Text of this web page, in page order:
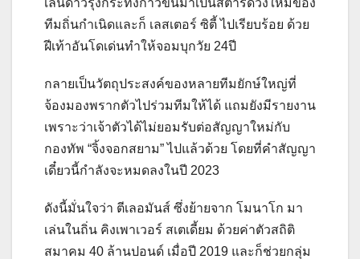
ทีมถิ่นกำเนิดและก็ เลสเตอร์ ซิตี้ ไปเรียบร้อย ด้วย
ฝีเท้าอันโดเด่นทำให้จอมบุกวัย 24ปี
กลายเป็นวัตถุประสงค์ของหลายทีมยักษ์ใหญ่ที่
จ้องมองพรากตัวไปร่วมทีมให้ได้ แถมยังมีรายงาน
เพราะว่าเจ้าตัวได้ไม่ยอมรับต่อสัญญาใหม่กับ
กองทัพ “จิ้งจอกสยาม” ไปแล้วด้วย โดยที่คำสัญญา
เดี๋ยวนี้กำลังจะหมดลงในปี 2023
ดังนี้มั่นใจว่า ตีเลอมันส์ ซึ่งย้ายจาก โมนาโก มา
เล่นในถิ่น คิงเพาเวอร์ สเตเดี้ยม ด้วยค่าตัวสถิติ
สมาคม 40 ล้านปอนด์ เมื่อปี 2019 และก็ช่วยกลุ่ม